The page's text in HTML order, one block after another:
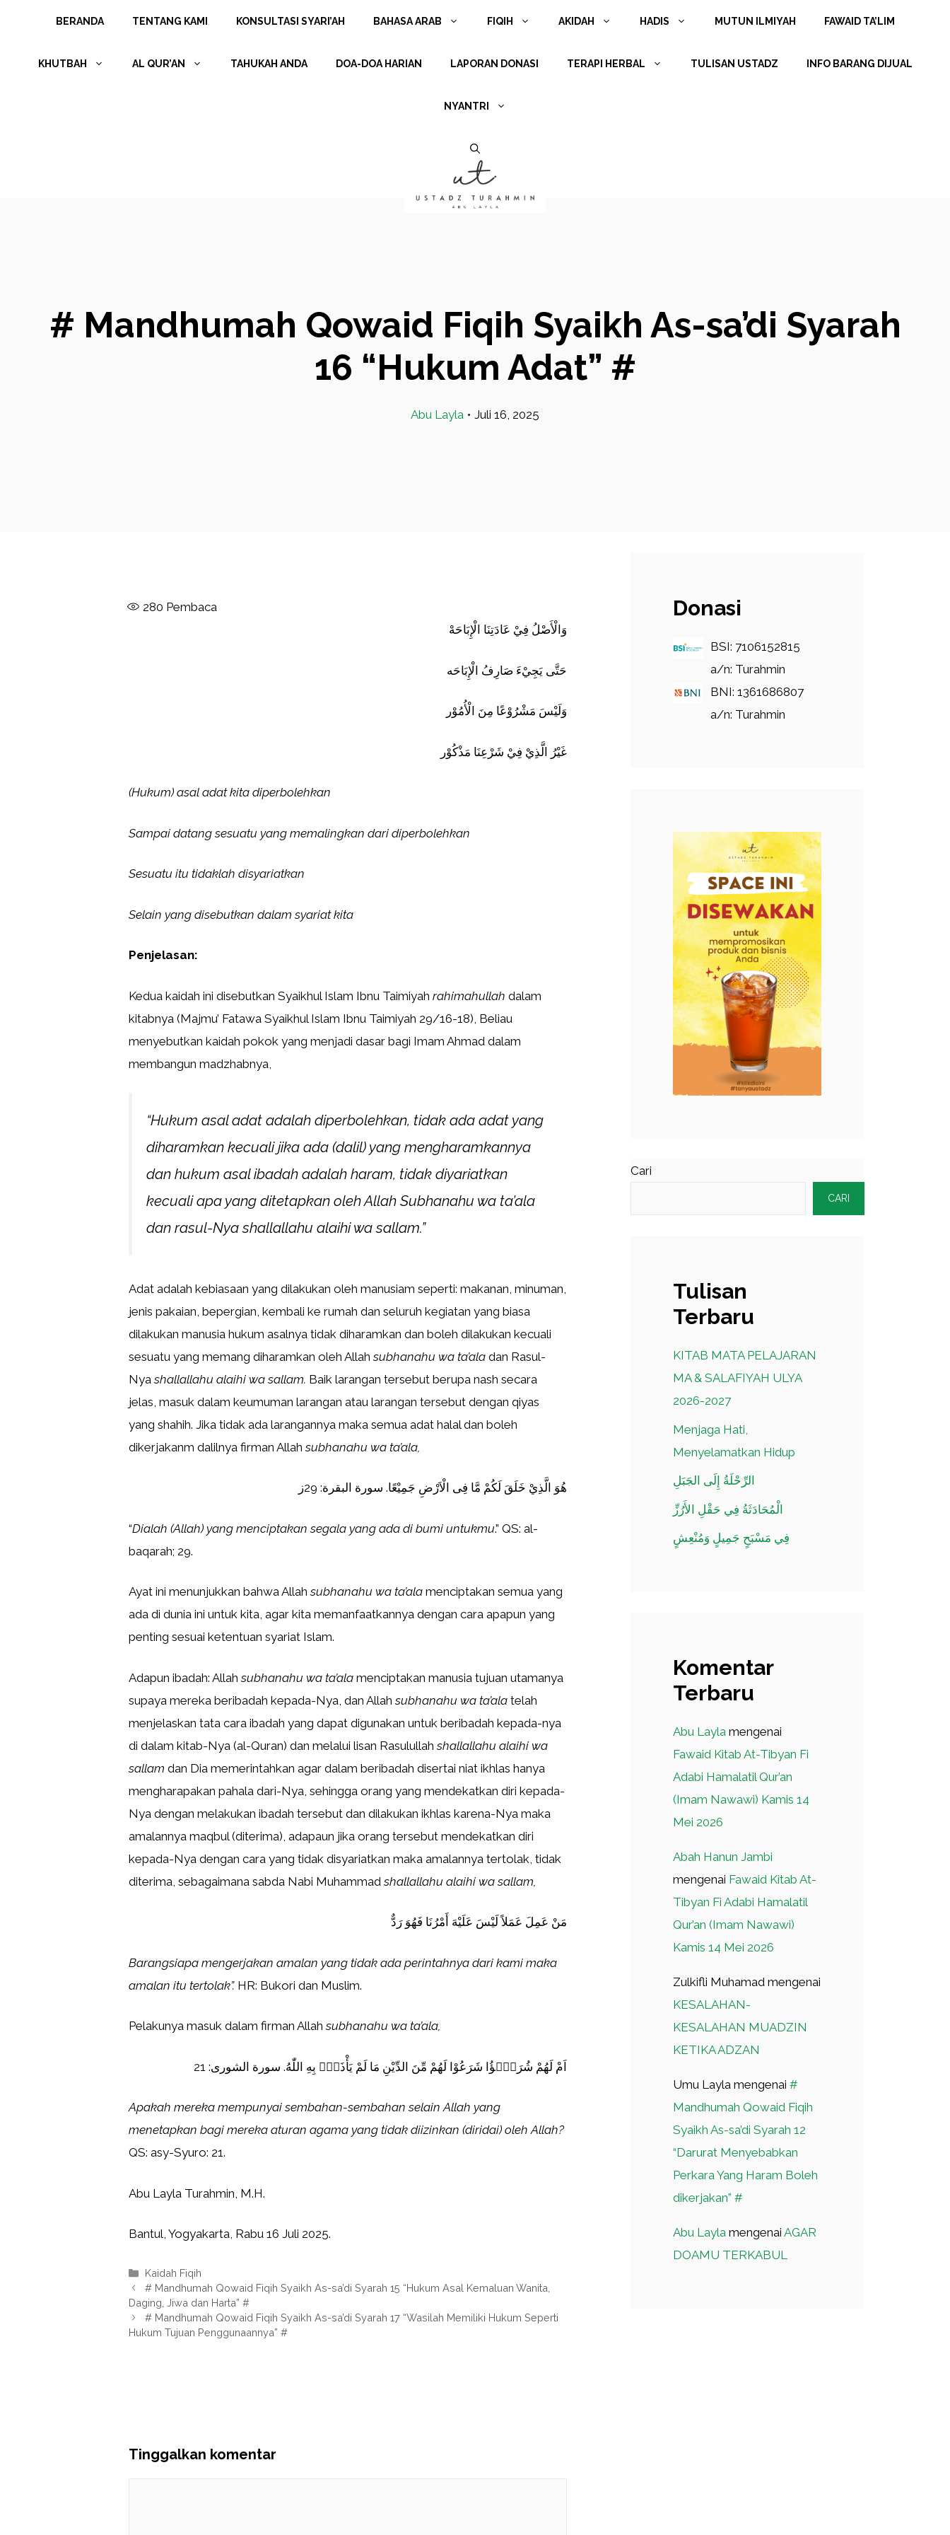
BERANDA TENTANG KAMI KONSULTASI SYARI’AH BAHASA ARAB FIQIH AKIDAH HADIS MUTUN ILMIYAH FAWAID TA’LIM
KHUTBAH AL QUR’AN TAHUKAH ANDA DOA-DOA HARIAN LAPORAN DONASI TERAPI HERBAL TULISAN USTADZ INFO BARANG DIJUAL
NYANTRI
# Mandhumah Qowaid Fiqih Syaikh As-sa’di Syarah
16 “Hukum Adat” #
Abu Layla • Juli 16, 2025
280 Pembaca
وَالْأَصْلُ فِيْ عَادَتِنَا الْإِبَاحَهْ
حَتَّى يَجِيْءَ صَارِفُ الْإِبَاحَه
وَلَيْسَ مَشْرُوْعًا مِنَ الْأُمُوْر
غَيْرُ الَّذِيْ فِيْ شَرْعِنَا مَذْكُوْر
(Hukum) asal adat kita diperbolehkan
Sampai datang sesuatu yang memalingkan dari diperbolehkan
Sesuatu itu tidaklah disyariatkan
Selain yang disebutkan dalam syariat kita
Penjelasan:
Kedua kaidah ini disebutkan Syaikhul Islam Ibnu Taimiyah rahimahullah dalam
kitabnya (Majmu’ Fatawa Syaikhul Islam Ibnu Taimiyah 29/16-18), Beliau
menyebutkan kaidah pokok yang menjadi dasar bagi Imam Ahmad dalam
membangun madzhabnya,
“Hukum asal adat adalah diperbolehkan, tidak ada adat yang
diharamkan kecuali jika ada (dalil) yang mengharamkannya
dan hukum asal ibadah adalah haram, tidak diyariatkan
kecuali apa yang ditetapkan oleh Allah Subhanahu wa ta’ala
dan rasul-Nya shallallahu alaihi wa sallam.”
Adat adalah kebiasaan yang dilakukan oleh manusiam seperti: makanan, minuman,
jenis pakaian, bepergian, kembali ke rumah dan seluruh kegiatan yang biasa
dilakukan manusia hukum asalnya tidak diharamkan dan boleh dilakukan kecuali
sesuatu yang memang diharamkan oleh Allahsubhanahu wa ta’ala dan Rasul-
Nyashallallahu alaihi wa sallam. Baik larangan tersebut berupa nash secara
jelas, masuk dalam keumuman larangan atau larangan tersebut dengan qiyas
yang shahih. Jika tidak ada larangannya maka semua adat halal dan boleh
dikerjakanm dalilnya firman Allahsubhanahu wa ta’ala,
هُوَ الَّذِيْ خَلَقَ لَكُمْ مَّا فِى الْاَرْضِ جَمِيْعًا. سورة البقرة: 29ز
“Dialah (Allah) yang menciptakan segala yang ada di bumi untukmu.” QS: al-
baqarah; 29.
Ayat ini menunjukkan bahwa Allahsubhanahu wa ta’ala menciptakan semua yang
ada di dunia ini untuk kita, agar kita memanfaatkannya dengan cara apapun yang
penting sesuai ketentuan syariat Islam.
Adapun ibadah: Allahsubhanahu wa ta’ala menciptakan manusia tujuan utamanya
supaya mereka beribadah kepada-Nya, dan Allahsubhanahu wa ta’ala telah
menjelaskan tata cara ibadah yang dapat digunakan untuk beribadah kepada-nya
di dalam kitab-Nya (al-Quran) dan melalui lisan Rasulullahshallallahu alaihi wa
sallam dan Dia memerintahkan agar dalam beribadah disertai niat ikhlas hanya
mengharapakan pahala dari-Nya, sehingga orang yang mendekatkan diri kepada-
Nya dengan melakukan ibadah tersebut dan dilakukan ikhlas karena-Nya maka
amalannya maqbul (diterima), adapaun jika orang tersebut mendekatkan diri
kepada-Nya dengan cara yang tidak disyariatkan maka amalannya tertolak, tidak
diterima, sebagaimana sabda Nabi Muhammadshallallahu alaihi wa sallam,
مَنْ عَمِلَ عَمَلاً لَيْسَ عَلَيْهَ أَمْرُنَا فَهُوَ رَدٌّ
Barangsiapa mengerjakan amalan yang tidak ada perintahnya dari kami maka
amalan itu tertolak”. HR: Bukori dan Muslim.
Pelakunya masuk dalam firman Allahsubhanahu wa ta’ala,
اَمْ لَهُمْ شُرَكٰۤؤُا شَرَعُوْا لَهُمْ مِّنَ الدِّيْنِ مَا لَمْ يَأْذَنْۢ بِهِ اللّٰهُ. سورة الشورى: 21
Apakah mereka mempunyai sembahan-sembahan selain Allah yang
menetapkan bagi mereka aturan agama yang tidak diizinkan (diridai) oleh Allah?
QS: asy-Syuro: 21.
Abu Layla Turahmin, M.H.
Bantul, Yogyakarta, Rabu 16 Juli 2025.
Kategori
Kaidah Fiqih
# Mandhumah Qowaid Fiqih Syaikh As-sa’di Syarah 15 “Hukum Asal Kemaluan Wanita,
Daging, Jiwa dan Harta” #
# Mandhumah Qowaid Fiqih Syaikh As-sa’di Syarah 17 “Wasilah Memiliki Hukum Seperti
Hukum Tujuan Penggunaannya” #
Tinggalkan komentar
Donasi
BSI: 7106152815
a/n: Turahmin
BNI: 1361686807
a/n: Turahmin
Cari
CARI
Tulisan
Terbaru
KITAB MATA PELAJARAN
MA & SALAFIYAH ULYA
2026-2027
Menjaga Hati,
Menyelamatkan Hidup
الرِّحْلَةُ إِلَى الجَبَلِ
الْمُحَادَثَةُ فِي حَقْلِ الأَرُزِّ
فِي مَسْبَحٍ جَمِيلٍ وَمُنْعِشٍ
Komentar
Terbaru
Abu Layla mengenai
Fawaid Kitab At-Tibyan Fi
Adabi Hamalatil Qur’an
(Imam Nawawi) Kamis 14
Mei 2026
Abah Hanun Jambi
mengenai Fawaid Kitab At-
Tibyan Fi Adabi Hamalatil
Qur’an (Imam Nawawi)
Kamis 14 Mei 2026
Zulkifli Muhamad mengenai
KESALAHAN-
KESALAHAN MUADZIN
KETIKA ADZAN
Umu Layla mengenai #
Mandhumah Qowaid Fiqih
Syaikh As-sa’di Syarah 12
“Darurat Menyebabkan
Perkara Yang Haram Boleh
dikerjakan” #
Abu Layla mengenai AGAR
DOAMU TERKABUL